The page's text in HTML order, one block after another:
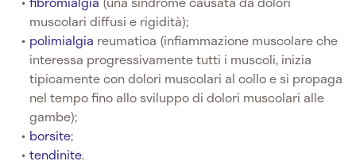
muscolari diffusi e rigidità);
polimialgia reumatica (infiammazione muscolare che
interessa progressivamente tutti i muscoli, inizia
tipicamente con dolori muscolari al collo e si propaga
nel tempo fino allo sviluppo di dolori muscolari alle
gambe);
borsite;
tendinite.